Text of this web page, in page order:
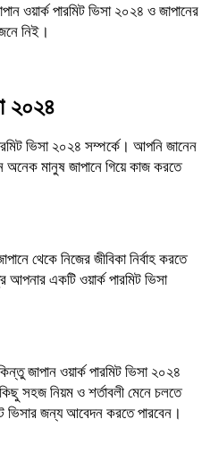
ওয়ার্ক পারমিট ভিসা ২০২৪ ও জাপানের
নিই।
২০২৪
ভিসা ২০২৪ সম্পর্কে। আপনি জানেন
অনেক মানুষ জাপানে গিয়ে কাজ করতে
থেকে নিজের জীবিকা নির্বাহ করতে
আপনার একটি ওয়ার্ক পারমিট ভিসা
জাপান ওয়ার্ক পারমিট ভিসা ২০২৪
সহজ নিয়ম ও শর্তাবলী মেনে চলতে
ভিসার জন্য আবেদন করতে পারবেন।